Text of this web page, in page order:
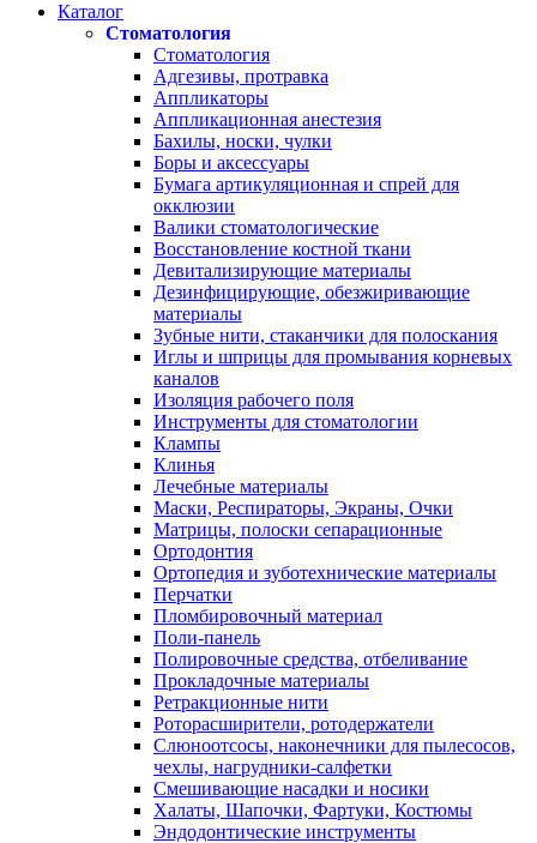
Каталог
Стоматология
Стоматология
Адгезивы, протравка
Аппликаторы
Аппликационная анестезия
Бахилы, носки, чулки
Боры и аксессуары
Бумага артикуляционная и спрей для
окклюзии
Валики стоматологические
Восстановление костной ткани
Девитализирующие материалы
Дезинфицирующие, обезжиривающие
материалы
Зубные нити, стаканчики для полоскания
Иглы и шприцы для промывания корневых
каналов
Изоляция рабочего поля
Инструменты для стоматологии
Клампы
Клинья
Лечебные материалы
Маски, Респираторы, Экраны, Очки
Матрицы, полоски сепарационные
Ортодонтия
Ортопедия и зуботехнические материалы
Перчатки
Пломбировочный материал
Поли-панель
Полировочные средства, отбеливание
Прокладочные материалы
Ретракционные нити
Роторасширители, ротодержатели
Слюноотсосы, наконечники для пылесосов,
чехлы, нагрудники-салфетки
Смешивающие насадки и носики
Халаты, Шапочки, Фартуки, Костюмы
Эндодонтические инструменты